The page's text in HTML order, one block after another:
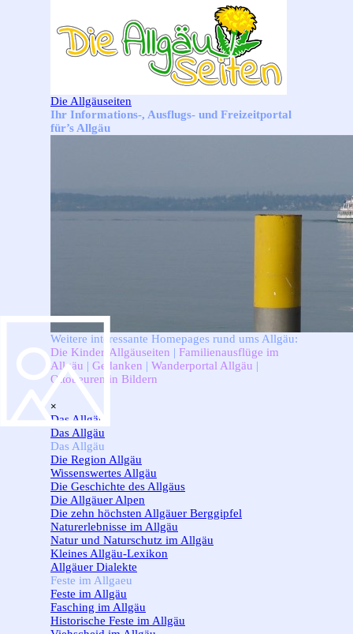
Die Allgäuseiten
Ihr Informations-, Ausflugs- und Freizeitportal
für’s Allgäu
Weitere interessante Homepages rund ums Allgäu:
Die Kinder-Allgäuseiten | Familienausflüge im
Allgäu | Gedanken | Wanderportal Allgäu |
Ottobeuren in Bildern
×
Das Allgäu
Das Allgäu
Das Allgäu
Die Region Allgäu
Wissenswertes Allgäu
Die Geschichte des Allgäus
Die Allgäuer Alpen
Die zehn höchsten Allgäuer Berggipfel
Naturerlebnisse im Allgäu
Natur und Naturschutz im Allgäu
Kleines Allgäu-Lexikon
Allgäuer Dialekte
Feste im Allgaeu
Feste im Allgäu
Fasching im Allgäu
Historische Feste im Allgäu